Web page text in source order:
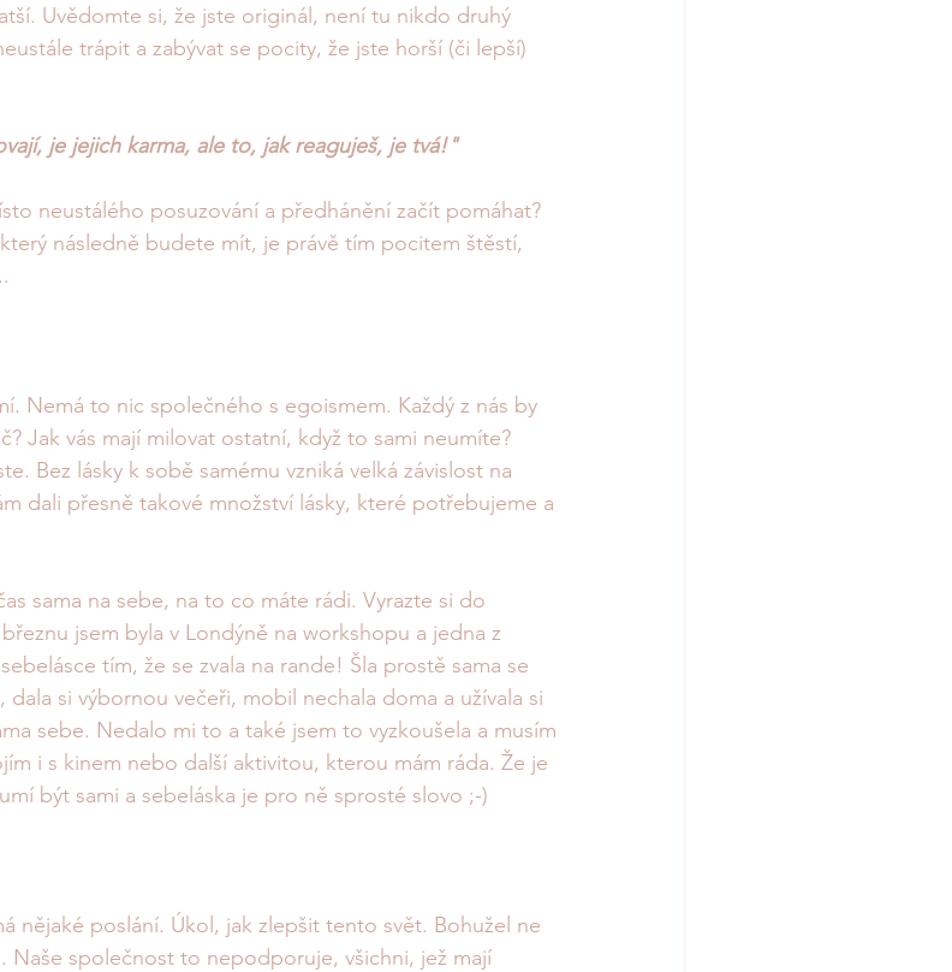
Uvědomte si, že jste originál, není tu nikdo druhý
trápit a zabývat se pocity, že jste horší (či lepší)
je jejich karma, ale to, jak reaguješ, je tvá!"
neustálého posuzování a předhánění začít pomáhat?
následně budete mít, je právě tím pocitem štěstí,
Nemá to nic společného s egoismem. Každý z nás by
Jak vás mají milovat ostatní, když to sami neumíte?
Bez lásky k sobě samému vzniká velká závislost na
dali přesně takové množství lásky, které potřebujeme a
sama na sebe, na to co máte rádi. Vyrazte si do
jsem byla v Londýně na workshopu a jedna z
tím, že se zvala na rande! Šla prostě sama se
si výbornou večeři, mobil nechala doma a užívala si
sebe. Nedalo mi to a také jsem to vyzkoušela a musím
i s kinem nebo další aktivitou, kterou mám ráda. Že je
být sami a sebeláska je pro ně sprosté slovo ;-)
nějaké poslání. Úkol, jak zlepšit tento svět. Bohužel ne
Naše společnost to nepodporuje, všichni, jež mají